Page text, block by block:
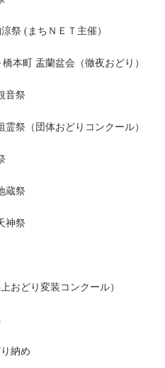
祭 (まちＮＥＴ主催）
本町 盂蘭盆会（徹夜おどり）
音祭
祭（団体おどりコンクール）
蔵祭
神祭
おどり変装コンクール）
納め